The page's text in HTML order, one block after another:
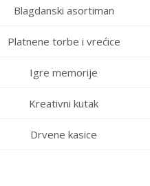
Blagdanski asortiman
Platnene torbe i vrećice
Igre memorije
Kreativni kutak
Drvene kasice